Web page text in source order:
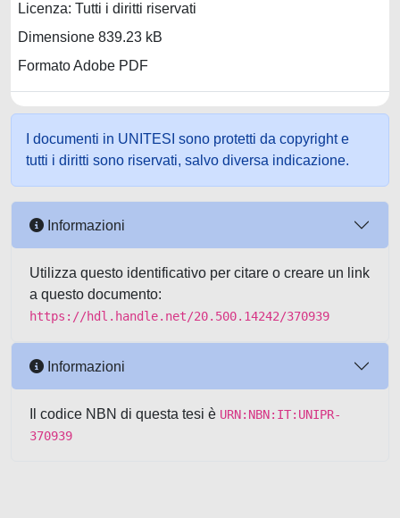
Licenza: Tutti i diritti riservati
Dimensione 839.23 kB
Formato Adobe PDF
I documenti in UNITESI sono protetti da copyright e
tutti i diritti sono riservati, salvo diversa indicazione.
Informazioni
Utilizza questo identificativo per citare o creare un link
a questo documento:
https://hdl.handle.net/20.500.14242/370939
Informazioni
Il codice NBN di questa tesi è URN:NBN:IT:UNIPR-
370939